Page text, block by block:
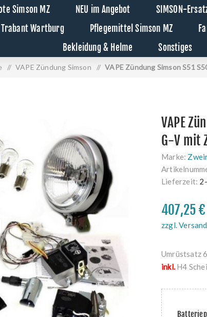
Simson MZ NEU im Angebot SIMSON-
Trabant Wartburg
Pflegemittel Simson MZ
Bekleidung & Helme
Sonstiges
/ VAPE Zündung Simson / VAPE Zündung Simson S51
VAPE
G-V mit
Marke:
Lieferzeit:
407,25
zzgl. Versand
Umrüstsatz
inkl.H4